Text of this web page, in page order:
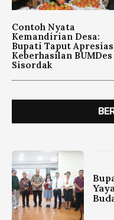
Contoh Nyata
Kemandirian Desa:
Bupati Taput
Keberhasilan BUMDes
Sisordak